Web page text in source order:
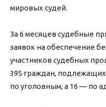
мировых судей.
За 6 месяцев судебные
заявок на обеспечение
участников судебных
395 граждан,
по уголовным, а 16 — по